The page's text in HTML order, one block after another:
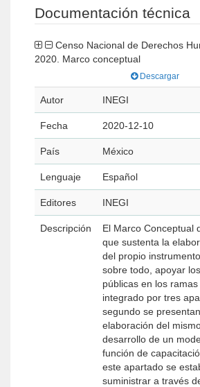
Documentación técnica
2020. Marco conceptual
Descargar
Autor INEGI
Fecha 2020-12-10
País México
Lenguaje Español
Editores INEGI
Descripción
El Marco Conceptual
que sustenta la
del propio
sobre todo, apoyar
públicas en los ramas
integrado por tres apartados. · En el primero se ofrece una breve descripción de los
segundo se presentan los objetivos
elaboración del mismo. · En el tercer y último apartado se define la cobertura conceptual del CNDHF 2020 a partir
desarrollo de un modelo sustentado
función de capacitación, difusión, defensa y protección de los derechos humanos dentro del Estado Mexicano.
este apartado se establece la
suministrar a través del referido programa. De forma adicional,